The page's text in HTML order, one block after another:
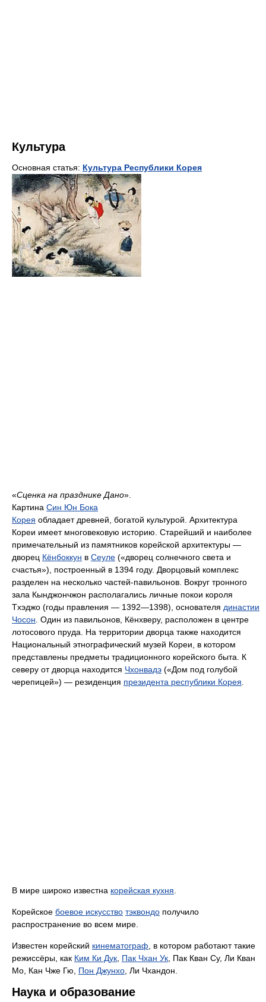
Культура
Основная статья: Культура Республики Корея
«Сценка на празднике Дано».
Картина Син Юн Бока
Корея обладает древней, богатой культурой. Архитектура
Кореи имеет многовековую историю. Старейший и наиболее
примечательный из памятников корейской архитектуры —
дворец Кёнбоккун в Сеуле («дворец солнечного света и
счастья»), построенный в 1394 году. Дворцовый комплекс
разделен на несколько частей-павильонов. Вокруг тронного
зала Кынджончжон располагались личные покои короля
Тxэджо (годы правления — 1392—1398), основателя династии
Чосон . Один из павильонов, Кёнхверу, расположен в центре
лотосового пруда. На территории дворца также находится
Национальный этнографический музей Кореи, в котором
представлены предметы традиционного корейского быта. К
северу от дворца находится Чхонвадэ («Дом под голубой
черепицей») — резиденция президента республики Корея
В мире широко известна корейская кухня
Корейское боевое искусство тэквондо получило
распространение во всем мире.
Известен корейский кинематограф , в котором работают такие
режиссёры, как Ким Ки Дук Пак Чхан Ук , Пак Кван Су, Ли Кван
Мо, Кан Чже Гю, Пон Джунхо , Ли Чхандон.
Наука и образование